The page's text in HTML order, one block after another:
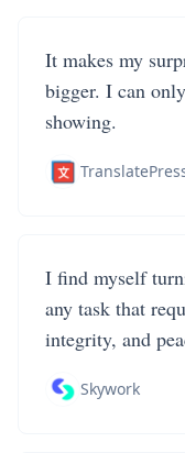
It makes my
bigger. I can
showing.
I find myself
any task that
integrity, and
Skywork